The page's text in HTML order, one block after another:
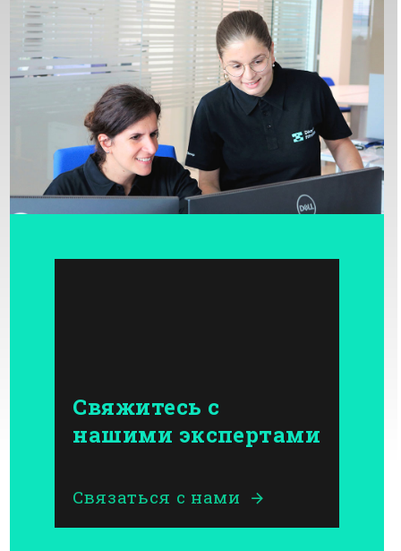
Свяжитесь с
нашими экспертами
Связаться с нами